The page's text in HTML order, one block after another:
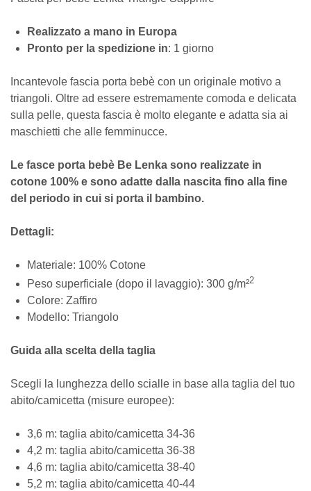
Realizzato a mano in Europa
Pronto per la spedizione in: 1 giorno
Incantevole fascia porta bebè con un originale motivo a
triangoli. Oltre ad essere estremamente comoda e delicata
sulla pelle, questa fascia è molto elegante e adatta sia ai
maschietti che alle femminucce.
Le fasce porta bebè Be Lenka sono realizzate in
cotone 100% e sono adatte dalla nascita fino alla fine
del periodo in cui si porta il bambino.
Dettagli:
Materiale: 100% Cotone
Peso superficiale (dopo il lavaggio): 300 g/m²2
Colore: Zaffiro
Modello: Triangolo
Guida alla scelta della taglia
Scegli la lunghezza dello scialle in base alla taglia del tuo
abito/camicetta (misure europee):
3,6 m: taglia abito/camicetta 34-36
4,2 m: taglia abito/camicetta 36-38
4,6 m: taglia abito/camicetta 38-40
5,2 m: taglia abito/camicetta 40-44